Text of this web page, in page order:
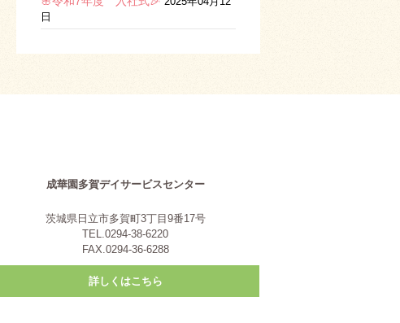
日
成華園多賀デイサービスセンター
茨城県日立市多賀町3丁目9番17号
TEL.0294-38-6220
FAX.0294-36-6288
詳しくはこちら